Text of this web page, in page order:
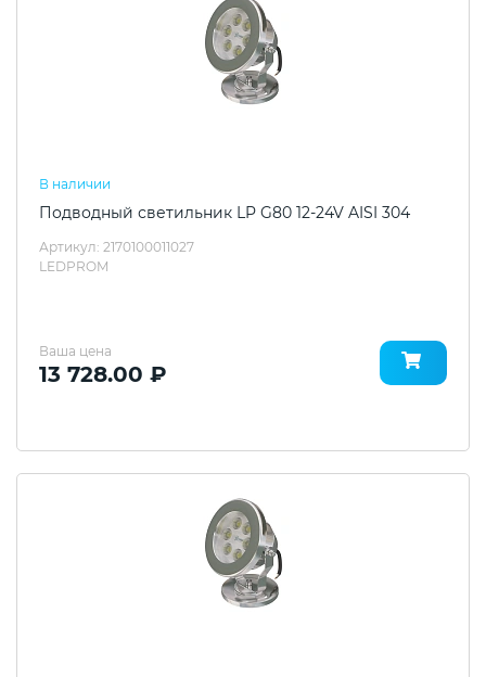
В наличии
Подводный светильник LP G80 12-24V AISI 304
Артикул: 2170100011027
LEDPROM
Ваша цена
13 728.00 ₽